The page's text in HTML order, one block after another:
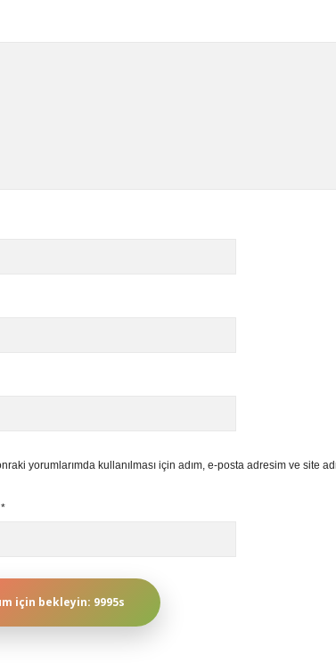
yorumlarımda kullanılması için adım, e-posta adresim ve site
*